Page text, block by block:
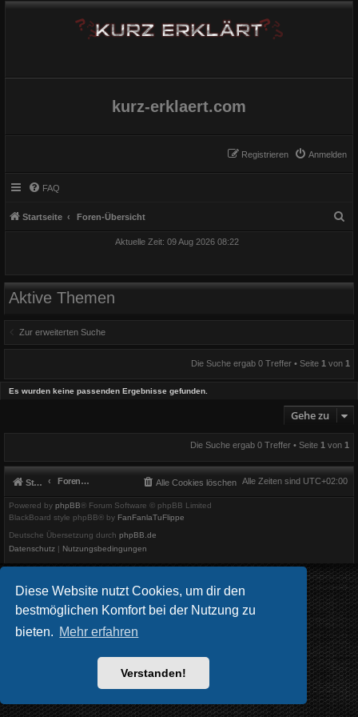
Diese Website nutzt Cookies, um dir den
bestmöglichen Komfort bei der Nutzung zu
bieten. Mehr erfahren
Verstanden!
kurz-erklaert.com
Anmelden
Registrieren
FAQ
Startseite Foren-Übersicht
Aktuelle Zeit: 09 Aug 2026 08:22
Aktive Themen
Zur erweiterten Suche
Die Suche ergab 0 Treffer • Seite 1von 1
Es wurden keine passenden Ergebnisse gefunden.
Gehe zu
Die Suche ergab 0 Treffer • Seite 1 von 1
Startseite Foren-Übersicht Alle Zeiten sind UTC+02:00
Alle Cookies löschen
Powered by phpBB® Forum Software © phpBB Limited
BlackBoard style phpBB® by FanFanlaTuFlippe
Deutsche Übersetzung durch phpBB.de
Datenschutz | Nutzungsbedingungen